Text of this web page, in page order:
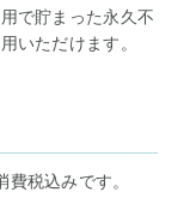
で貯まった永久不
いただけます。
税込みです。